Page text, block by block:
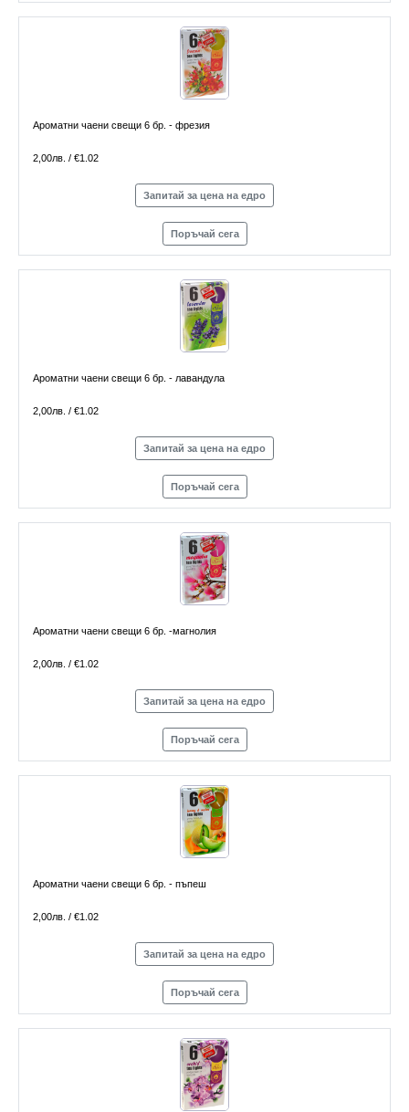
Ароматни чаени свещи 6 бр. - фрезия
2,00лв. / €1.02
Запитай за цена на едро
Поръчай сега
Ароматни чаени свещи 6 бр. - лавандула
2,00лв. / €1.02
Запитай за цена на едро
Поръчай сега
Ароматни чаени свещи 6 бр. -магнолия
2,00лв. / €1.02
Запитай за цена на едро
Поръчай сега
Ароматни чаени свещи 6 бр. - пъпеш
2,00лв. / €1.02
Запитай за цена на едро
Поръчай сега